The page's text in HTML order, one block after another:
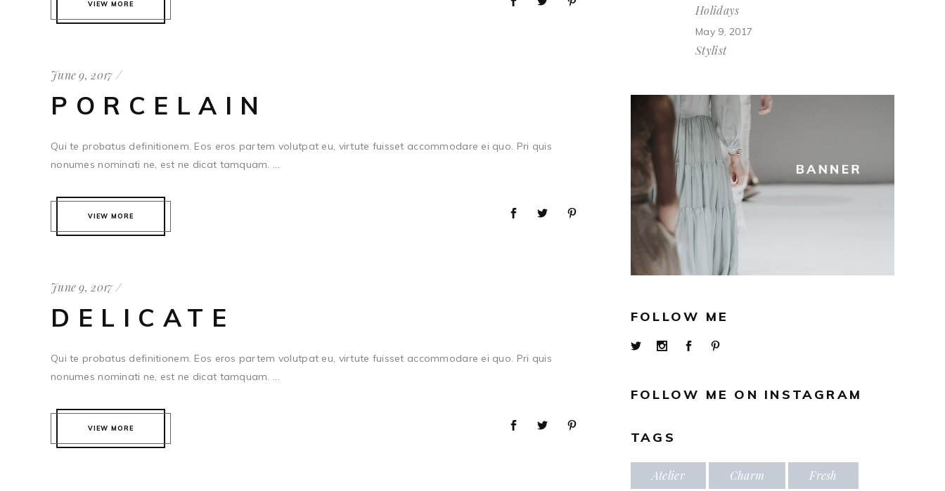
VIEW MORE
June 9, 2017
PORCELAIN
Qui te probatus definitionem. Eos eros partem volutpat eu, virtute fuisset accommodare ei quo. Pri quis
nonumes nominati ne, est ne dicat tamquam. ...
VIEW MORE
June 9, 2017
DELICATE
Qui te probatus definitionem. Eos eros partem volutpat eu, virtute fuisset accommodare ei quo. Pri quis
nonumes nominati ne, est ne dicat tamquam. ...
VIEW MORE
Holidays
May 9, 2017
Stylist
FOLLOW ME
FOLLOW ME ON INSTAGRAM
TAGS
Atelier Charm Fresh